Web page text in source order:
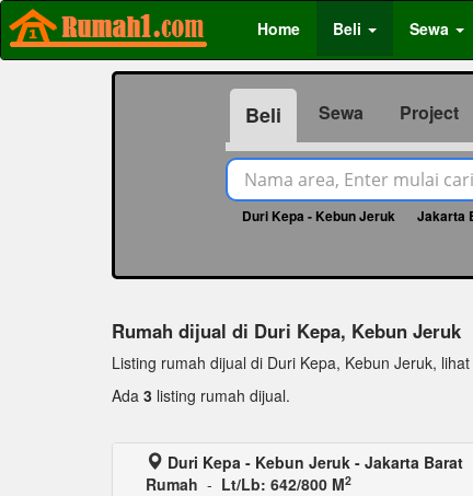
Home Beli Sewa
Beli Sewa Project
Duri Kepa - Kebun Jeruk Jakarta
Rumah dijual di Duri Kepa, Kebun Jeruk
Listing rumah dijual di Duri Kepa, Kebun Jeruk,
Ada 3 listing rumah dijual.
Duri Kepa - Kebun Jeruk - Jakarta Barat
Rumah - Lt/Lb: 642/800 M2